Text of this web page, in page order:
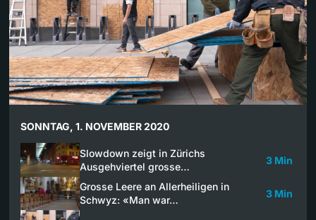
SONNTAG, 1. NOVEMBER 2020
Slowdown zeigt in Zürichs
Ausgehviertel grosse…
3 Min
Grosse Leere an Allerheiligen in
Schwyz: «Man war…
3 Min